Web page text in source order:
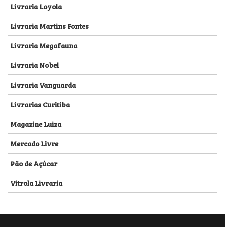
Livraria Loyola
Livraria Martins Fontes
Livraria Megafauna
Livraria Nobel
Livraria Vanguarda
Livrarias Curitiba
Magazine Luiza
Mercado Livre
Pão de Açúcar
Vitrola Livraria